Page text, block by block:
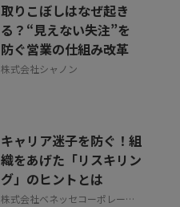
取りこぼしはなぜ起き
る？“見えない失注”を
防ぐ営業の仕組み改革
株式会社シャノン
キャリア迷子を防ぐ！組
織をあげた「リスキリン
グ」のヒントとは
株式会社ベネッセコーポレーシ